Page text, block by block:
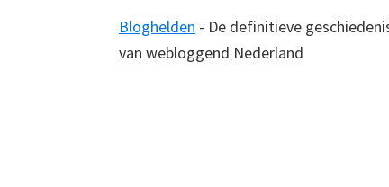
Bloghelden - De definitieve
van webloggend Nederland